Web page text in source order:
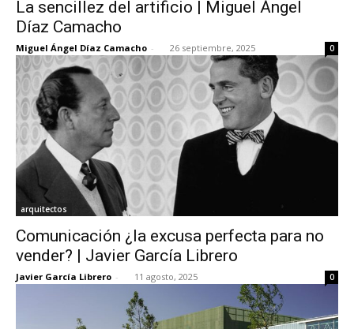
La sencillez del artificio | Miguel Ángel
Díaz Camacho
Miguel Ángel Díaz Camacho - 26 septiembre, 2025 0
arquitectos
Comunicación ¿la excusa perfecta para no
vender? | Javier García Librero
Javier García Librero - 11 agosto, 2025 0